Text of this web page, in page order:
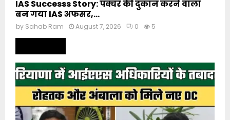
IAS Successs Story: पंक्चर की दुकान करने वाला
बन गया IAS अफसर,...
by Sahab Ram August 7, 2026 0 5